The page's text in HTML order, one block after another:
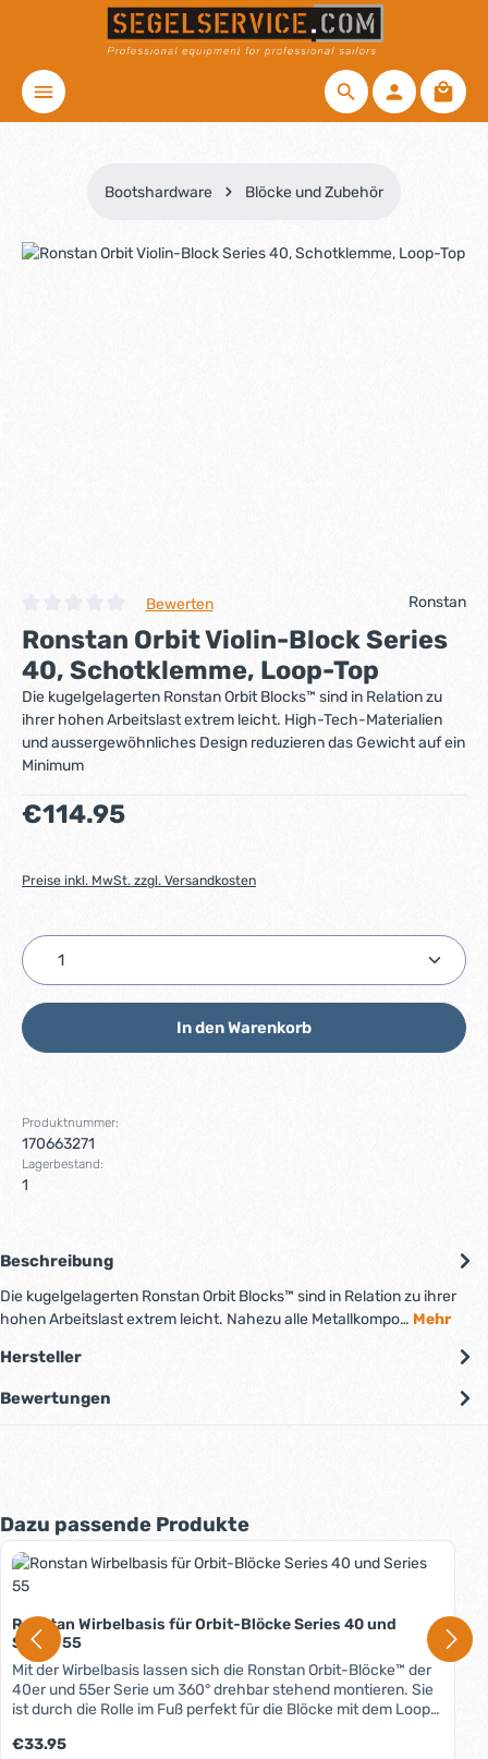
Zum Hauptinhalt springen
Bootshardware Blöcke und Zubehör
Bildergalerie überspringen
Durchschnittliche Bewertung von 0 von 5 Sternen
Bewerten Ronstan
Ronstan Orbit Violin-Block Series
40, Schotklemme, Loop-Top
Die kugelgelagerten Ronstan Orbit Blocks™ sind in Relation zu
ihrer hohen Arbeitslast extrem leicht. High-Tech-Materialien
und aussergewöhnliches Design reduzieren das Gewicht auf ein
Minimum
Regulärer Preis:
€114.95
Preise inkl. MwSt. zzgl. Versandkosten
Produkt Anzahl: Gib den gewünschten Wert ein
In den Warenkorb
Produktnummer:
170663271
Lagerbestand:
1
Beschreibung
Die kugelgelagerten Ronstan Orbit Blocks™ sind in Relation zu ihrer
hohen Arbeitslast extrem leicht. Nahezu alle Metallkompo… Mehr
Hersteller
Bewertungen
Produktgalerie überspringen
Dazu passende Produkte
Ronstan Wirbelbasis für Orbit-Blöcke Series 40 und
Series 55
Mit der Wirbelbasis lassen sich die Ronstan Orbit-Blöcke™ der
40er und 55er Serie um 360° drehbar stehend montieren. Sie
ist durch die Rolle im Fuß perfekt für die Blöcke mit dem Loop-
wird diese Rolle einfach entfernt.
Regulärer Preis:
€33.95